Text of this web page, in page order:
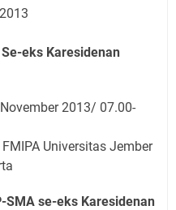
eks Karesidenan
2013/ 07.00-
Universitas Jember
se-eks Karesidenan